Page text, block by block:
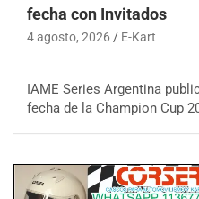
fecha con Invitados
4 agosto, 2026 E-Kart
IAME Series Argentina
fecha de la Champion Cup